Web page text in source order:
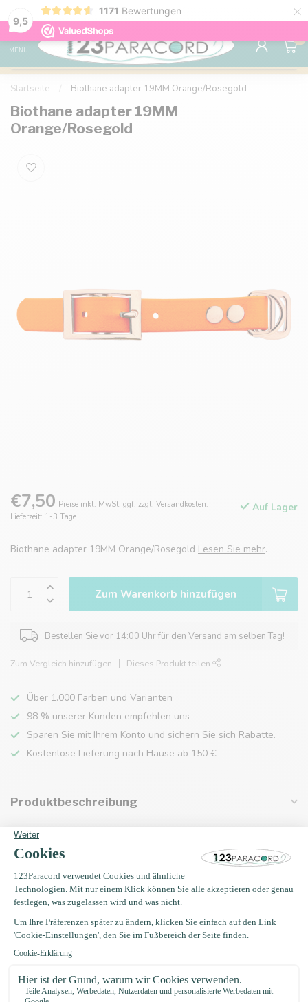
9,5
1171 Bewertungen ×
Kostenlose Lieferung nach Hause ab 150 €
MENU
0
Startseite Biothane adapter 19MM Orange/Rosegold
Biothane adapter 19MM
Orange/Rosegold
€7,50 Preise inkl. MwSt. ggf. zzgl. Versandkosten.
Lieferzeit: 1-3 Tage
Auf Lager
Biothane adapter 19MM Orange/Rosegold Lesen Sie mehr.
Zum Warenkorb hinzufügen
Bestellen Sie vor 14:00 Uhr für den Versand am selben Tag!
Zum Vergleich hinzufügen Dieses Produkt teilen
Über 1.000 Farben und Varianten
98 % unserer Kunden empfehlen uns
Sparen Sie mit Ihrem Konto und sichern Sie sich Rabatte.
Kostenlose Lieferung nach Hause ab 150 €
Produktbeschreibung
Eigenschaften
Zuletzt angesehen